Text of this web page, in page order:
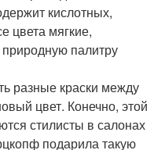
кислотных,
цвета мягкие,
палитру
разные краски между
цвет. Конечно, этой
стилисты в салонах
подарила такую